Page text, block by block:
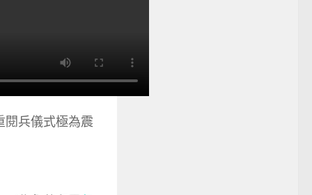
閱兵儀式極為震